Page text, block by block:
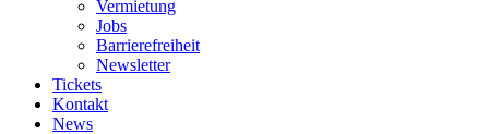
Vermietung
Jobs
Barrierefreiheit
Newsletter
Tickets
Kontakt
News